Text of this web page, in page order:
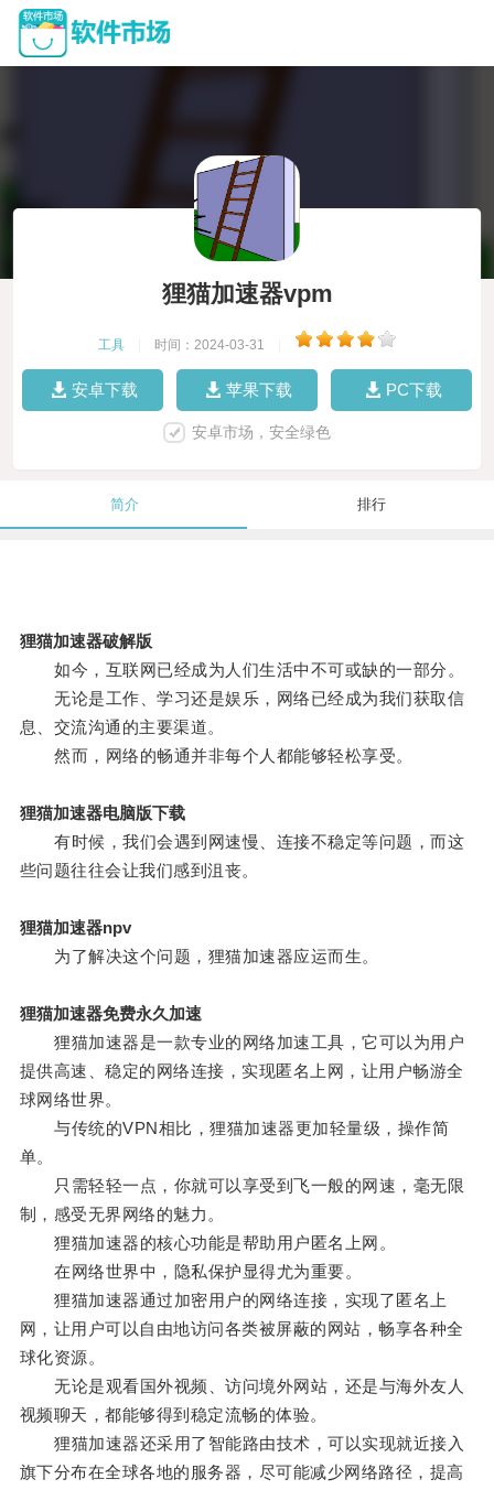
狸猫加速器vpm
工具 时间：2024-03-31
安卓下载 苹果下载 PC下载
安卓市场，安全绿色
简介 排行
狸猫加速器破解版
如今，互联网已经成为人们生活中不可或缺的一部分。
无论是工作、学习还是娱乐，网络已经成为我们获取信
息、交流沟通的主要渠道。
然而，网络的畅通并非每个人都能够轻松享受。
狸猫加速器电脑版下载
有时候，我们会遇到网速慢、连接不稳定等问题，而这
些问题往往会让我们感到沮丧。
狸猫加速器npv
为了解决这个问题，狸猫加速器应运而生。
狸猫加速器免费永久加速
狸猫加速器是一款专业的网络加速工具，它可以为用户
提供高速、稳定的网络连接，实现匿名上网，让用户畅游全
球网络世界。
与传统的VPN相比，狸猫加速器更加轻量级，操作简
单。
只需轻轻一点，你就可以享受到飞一般的网速，毫无限
制，感受无界网络的魅力。
狸猫加速器的核心功能是帮助用户匿名上网。
在网络世界中，隐私保护显得尤为重要。
狸猫加速器通过加密用户的网络连接，实现了匿名上
网，让用户可以自由地访问各类被屏蔽的网站，畅享各种全
球化资源。
无论是观看国外视频、访问境外网站，还是与海外友人
视频聊天，都能够得到稳定流畅的体验。
狸猫加速器还采用了智能路由技术，可以实现就近接入
旗下分布在全球各地的服务器，尽可能减少网络路径，提高